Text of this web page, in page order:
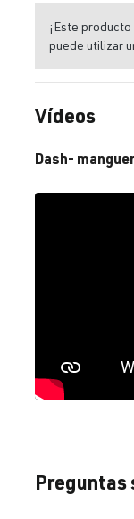
¡Este
puede utilizar
Vídeos
Dash-
Preguntas